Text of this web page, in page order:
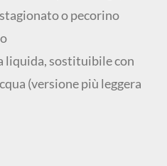
o pecorino
liquida, sostituibile con
(versione più leggera